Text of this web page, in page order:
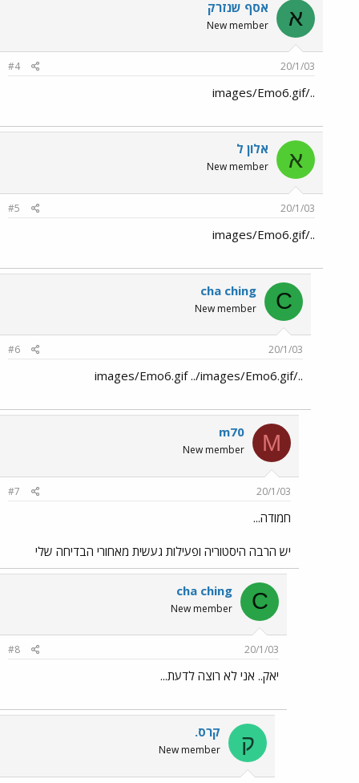
א אסף שנזרק
New member
20/1/03
#4
../images/Emo6.gif
א אלון ל
New member
20/1/03
#5
../images/Emo6.gif
C
cha ching
New member
20/1/03
#6
../images/Emo6.gif ../images/Emo6.gif
M
m70
New member
20/1/03
#7
חמודה...
יש הרבה היסטוריה ופעילות געשית מאחורי הבדיחה שלי
C
cha ching
New member
20/1/03
#8
יאק.. אני לא רוצה לדעת...
ק קרס.
New member